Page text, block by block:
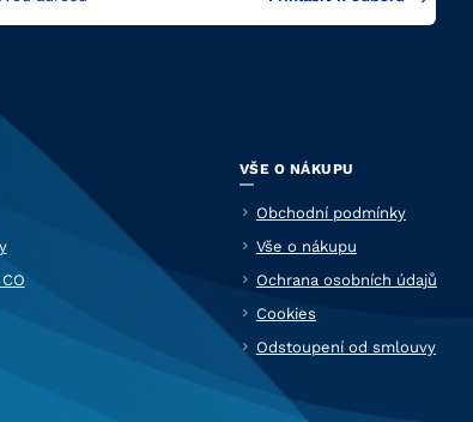
VŠE O NÁKUPU
Obchodní podmínky
Vše o nákupu
Ochrana osobních údajů
Cookies
Odstoupení od smlouvy